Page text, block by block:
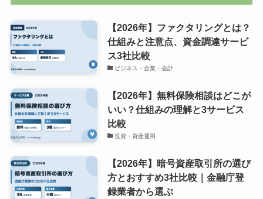
【2026年】ファクタリングとは？
仕組みと注意点、資金調達サービ
ス3社比較
ビジネス・企業・会計
【2026年】無料保険相談はどこが
いい？仕組みの理解と3サービス
比較
投資・資産運用
【2026年】暗号資産取引所の選び
方とおすすめ3社比較｜金融庁登
録業者から選ぶ